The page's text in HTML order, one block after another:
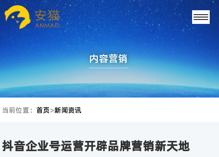
内容营销
当前位置：首页>新闻资讯
抖音企业号运营开辟品牌营销新天地